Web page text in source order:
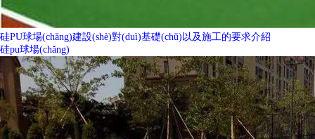
硅PU球場(chǎng)建設(shè)對(duì)基礎(chǔ)以及施工的要求介紹
硅pu球場(chǎng)